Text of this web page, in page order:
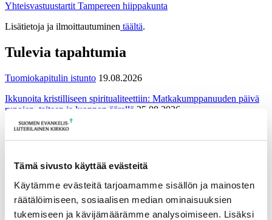
Tämä sivusto käyttää evästeitä
Käytämme evästeitä tarjoamamme sisällön ja mainosten
räätälöimiseen, sosiaalisen median ominaisuuksien
tukemiseen ja kävijämäärämme analysoimiseen. Lisäksi
Yhteisvastuustartit Tampereen hiippakunta
Lisätietoja ja ilmoittautuminen täältä.
Tulevia tapahtumia
Tuomiokapitulin istunto 19.08.2026
Ikkunoita kristilliseen spiritualiteettiin: Matkakumppanuuden päivä
runojen, taiteen ja luonnon äärellä 25.08.2026
Toimistoväen verkostotapaaminen